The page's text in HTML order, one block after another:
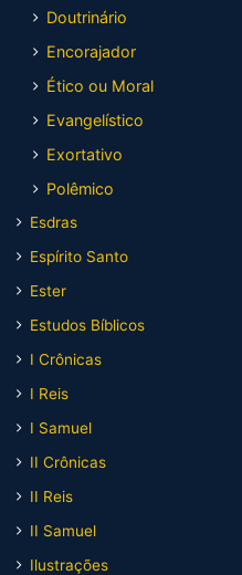
Doutrinário
Encorajador
Ético ou Moral
Evangelístico
Exortativo
Polêmico
Esdras
Espírito Santo
Ester
Estudos Bíblicos
I Crônicas
I Reis
I Samuel
II Crônicas
II Reis
II Samuel
Ilustrações